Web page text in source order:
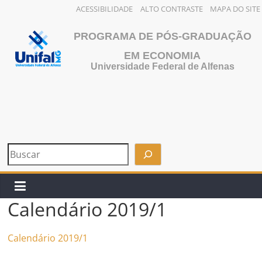
ACESSIBILIDADE ALTO CONTRASTE MAPA DO SITE
conteúdo
PROGRAMA DE PÓS-GRADUAÇÃO
EM ECONOMIA
Universidade Federal de Alfenas
Calendário 2019/1
Calendário 2019/1